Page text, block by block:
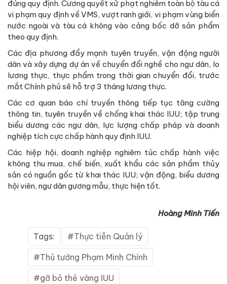
đúng quy định. Cương quyết xử phạt nghiêm toàn bộ tàu cá
vi phạm quy định về VMS, vượt ranh giới, vi phạm vùng biển
nước ngoài và tàu cá không vào cảng bốc dỡ sản phẩm
theo quy định.
Các địa phương đẩy mạnh tuyên truyền, vận động người
dân và xây dựng dự án về chuyển đổi nghề cho ngư dân, lo
lương thực, thực phẩm trong thời gian chuyển đổi, trước
mắt Chính phủ sẽ hỗ trợ 3 tháng lương thực.
Các cơ quan báo chí truyền thông tiếp tục tăng cường
thông tin, tuyên truyền về chống khai thác IUU; tập trung
biểu dương các ngư dân, lực lượng chấp pháp và doanh
nghiệp tích cực chấp hành quy định IUU.
Các hiệp hội, doanh nghiệp nghiêm túc chấp hành việc
không thu mua, chế biến, xuất khẩu các sản phẩm thủy
sản có nguồn gốc từ khai thác IUU; vận động, biểu dương
hội viên, ngư dân gương mẫu, thực hiện tốt.
Hoàng Minh Tiến
Tags: Thực tiễn Quản lý
Thủ tướng Phạm Minh Chính
gỡ bỏ thẻ vàng IUU